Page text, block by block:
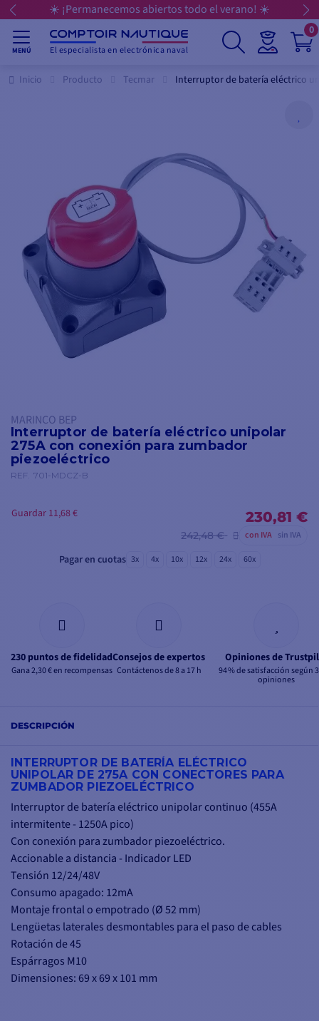
todo el verano! ☀️ 💳 Pague sus
MENÚ El especialista en electrónica naval
0
Inicio Producto Tecmar Interruptor de batería eléctrico
MARINCO BEP
Interruptor de batería eléctrico unipolar
275A con conexión para zumbador
piezoeléctrico
REF. 701-MDCZ-B
230,81 €
242,48 € con IVA sin IVA
Guardar 11,68 €
Pagar en cuotas 3x 4x 10x 12x 24x 60x
230 puntos de fidelidad
Gana 2,30 € en recompensas
Consejos de expertos
Contáctenos de 8 a 17 h
Opiniones de
94 % de satisfacción según
opiniones
DESCRIPCIÓN
INTERRUPTOR DE BATERÍA ELÉCTRICO
UNIPOLAR DE 275A CON CONECTORES PARA
ZUMBADOR PIEZOELÉCTRICO
Interruptor de batería eléctrico unipolar continuo (455A
intermitente - 1250A pico)
Con conexión para zumbador piezoeléctrico.
Accionable a distancia - Indicador LED
Tensión 12/24/48V
Consumo apagado: 12mA
Montaje frontal o empotrado (Ø 52 mm)
Lengüetas laterales desmontables para el paso de cables
Rotación de 45
Espárragos M10
Dimensiones: 69 x 69 x 101 mm